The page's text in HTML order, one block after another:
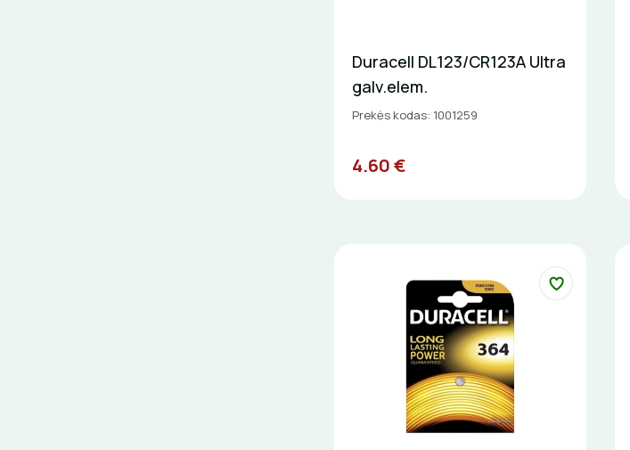
Duracell DL123/CR123A Ultra
galv.elem.
Prekės kodas: 1001259
4.60 €